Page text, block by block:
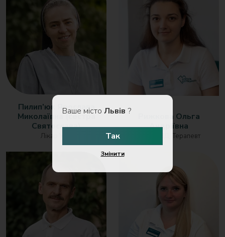
Ваше місто Львів ?
Так
Змінити
Пилип’юк Ярослава
Миколаївна (сестра
Святослава)
Лікар УЗД
Рижкова Ольга
Андріївна
Лікар УЗД, Терапевт